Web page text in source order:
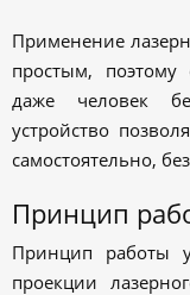
Применение
простым, поэтому
даже человек
устройство
самостоятельно,
Принцип
Принцип работы
проекции